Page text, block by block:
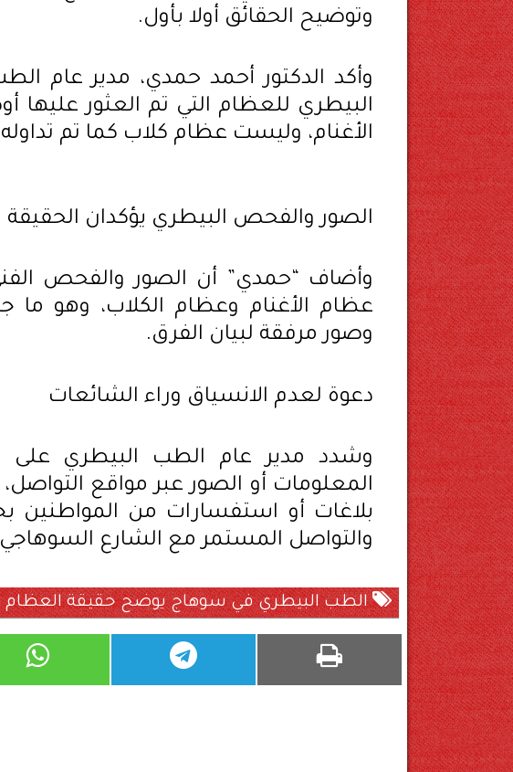
وتوضيح الحقائق أولا بأول.
وأكد الدكتور أحمد حمدي، مدير عام
البيطري للعظام التي تم العثور عليها
الأغنام، وليست عظام كلاب كما تم
الصور والفحص البيطري يؤكدان الحقيقة
وأضاف “حمدي” أن الصور والفحص
عظام الأغنام وعظام الكلاب، وهو
وصور مرفقة لبيان الفرق.
دعوة لعدم الانسياق وراء الشائعات
وشدد مدير عام الطب البيطري على
المعلومات أو الصور عبر مواقع
بلاغات أو استفسارات من المواطنين
والتواصل المستمر مع الشارع
الطب البيطري في سوهاج يوضح حقيقة العظام